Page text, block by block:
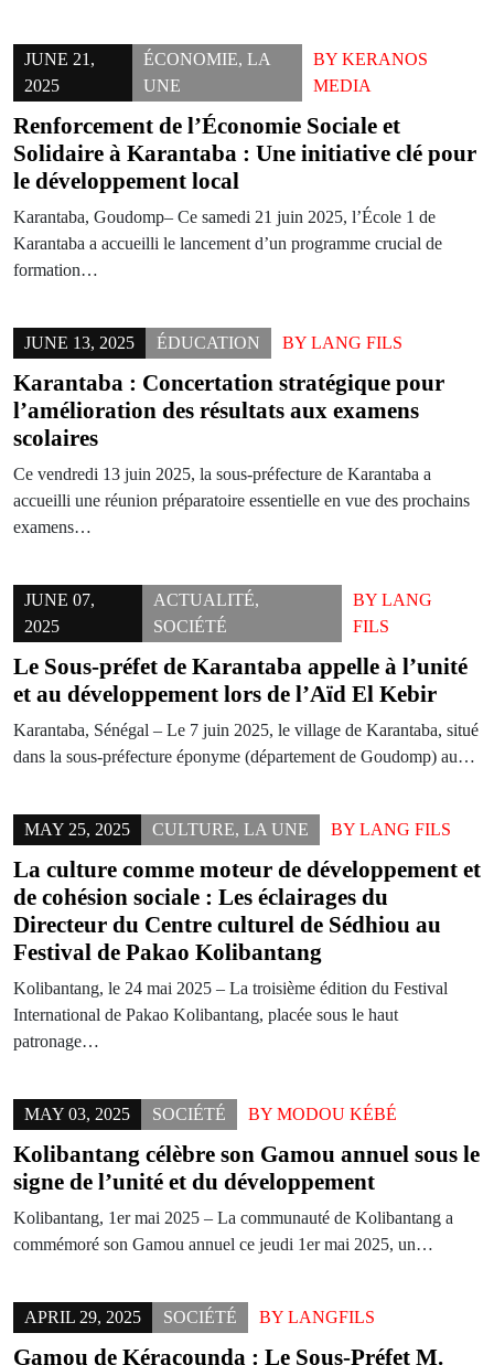
JUNE 21,
2025
ÉCONOMIE, LA
UNE
BYKERANOS
MEDIA
Renforcement de l’Économie Sociale et
Solidaire à Karantaba : Une initiative clé pour
le développement local
Karantaba, Goudomp– Ce samedi 21 juin 2025, l’École 1 de
Karantaba a accueilli le lancement d’un programme crucial de
formation…
JUNE 13, 2025 ÉDUCATION BY LANG FILS
Karantaba : Concertation stratégique pour
l’amélioration des résultats aux examens
scolaires
Ce vendredi 13 juin 2025, la sous-préfecture de Karantaba a
accueilli une réunion préparatoire essentielle en vue des prochains
examens…
JUNE 07,
2025
ACTUALITÉ,
SOCIÉTÉ
BYLANG
FILS
Le Sous-préfet de Karantaba appelle à l’unité
et au développement lors de l’Aïd El Kebir
Karantaba, Sénégal – Le 7 juin 2025, le village de Karantaba, situé
dans la sous-préfecture éponyme (département de Goudomp) au…
MAY 25, 2025 CULTURE, LA UNE BY LANG FILS
La culture comme moteur de développement et
de cohésion sociale : Les éclairages du
Directeur du Centre culturel de Sédhiou au
Festival de Pakao Kolibantang
Kolibantang, le 24 mai 2025 – La troisième édition du Festival
International de Pakao Kolibantang, placée sous le haut
patronage…
MAY 03, 2025 SOCIÉTÉ BY MODOU KÉBÉ
Kolibantang célèbre son Gamou annuel sous le
signe de l’unité et du développement
Kolibantang, 1er mai 2025 – La communauté de Kolibantang a
commémoré son Gamou annuel ce jeudi 1er mai 2025, un…
APRIL 29, 2025 SOCIÉTÉ BY LANGFILS
Gamou de Kéracounda : Le Sous-Préfet M.